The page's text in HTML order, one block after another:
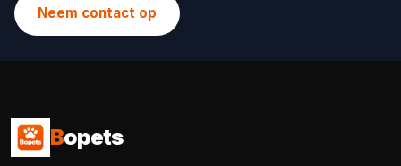
Neem contact op
Bopets